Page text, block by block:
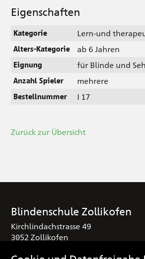
Eigenschaften
Kategorie Lern-und
Alters-Kategorie ab 6 Jahren
Eignung für Blinde und
Anzahl Spieler mehrere
Bestellnummer I 17
Zurück zur Übersicht
Blindenschule Zollikofen
Kirchlindachstrasse 49
3052 Zollikofen